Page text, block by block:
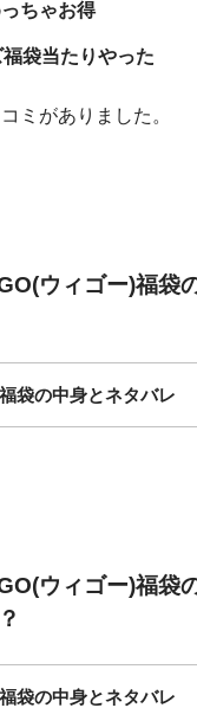
ちゃお得
袋当たりやった
ミがありました。
ウィゴー)福袋
袋の中身とネタバレ
ウィゴー)福袋
袋の中身とネタバレ